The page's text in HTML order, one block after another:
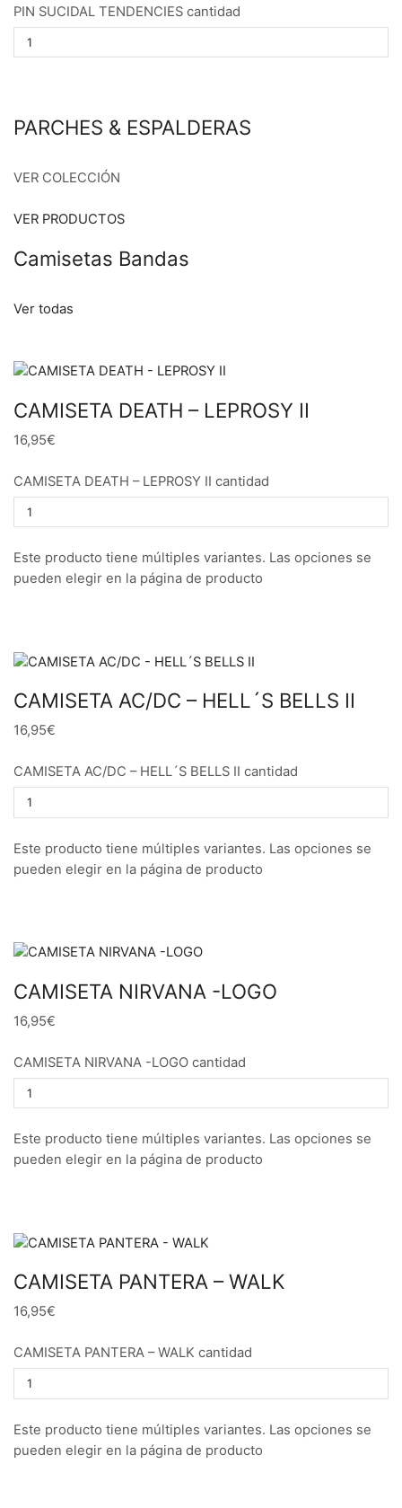
PIN SUCIDAL TENDENCIES cantidad
PARCHES & ESPALDERAS
VER COLECCIÓN
VER PRODUCTOS
Camisetas Bandas
Ver todas
CAMISETA DEATH – LEPROSY II
16,95€
CAMISETA DEATH – LEPROSY II cantidad
Este producto tiene múltiples variantes. Las opciones se
pueden elegir en la página de producto
CAMISETA AC/DC – HELL´S BELLS II
16,95€
CAMISETA AC/DC – HELL´S BELLS II cantidad
Este producto tiene múltiples variantes. Las opciones se
pueden elegir en la página de producto
CAMISETA NIRVANA -LOGO
16,95€
CAMISETA NIRVANA -LOGO cantidad
Este producto tiene múltiples variantes. Las opciones se
pueden elegir en la página de producto
CAMISETA PANTERA – WALK
16,95€
CAMISETA PANTERA – WALK cantidad
Este producto tiene múltiples variantes. Las opciones se
pueden elegir en la página de producto